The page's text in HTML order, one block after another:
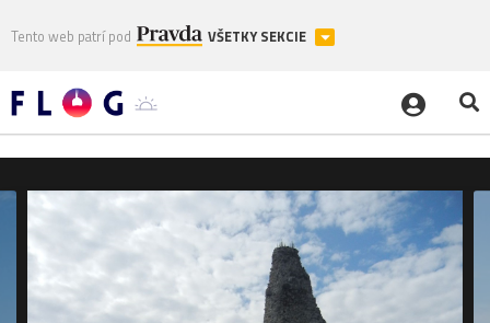
Tento web patrí pod VŠETKY SEKCIE